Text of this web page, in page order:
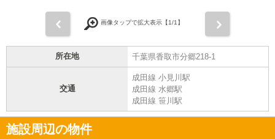
画像タップで拡大表示【1/1】
所在地 千葉県香取市分郷218-1
交通
成田線 小見川駅
成田線 水郷駅
成田線 笹川駅
施設周辺の物件